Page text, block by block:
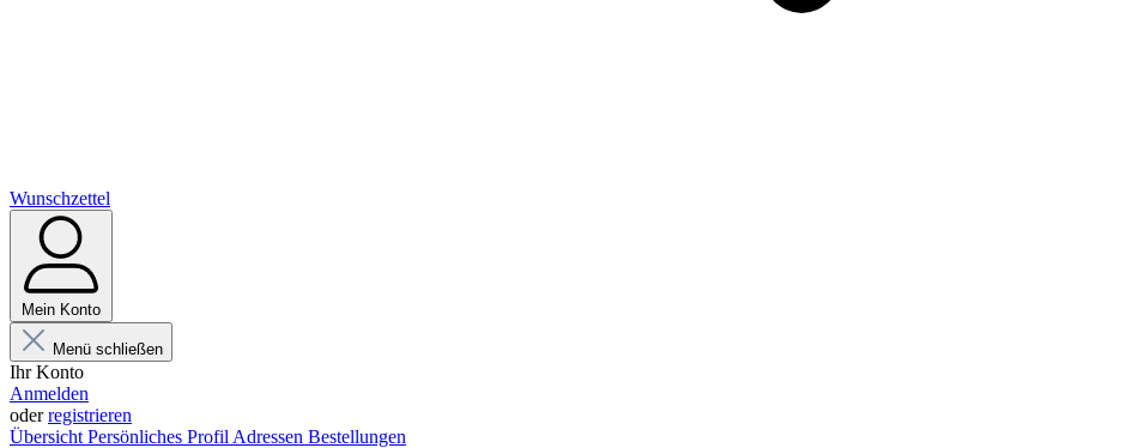
Wunschzettel
Mein Konto
Menü schließen
Ihr Konto
Anmelden
oderregistrieren
Übersicht Persönliches Profil Adressen Bestellungen